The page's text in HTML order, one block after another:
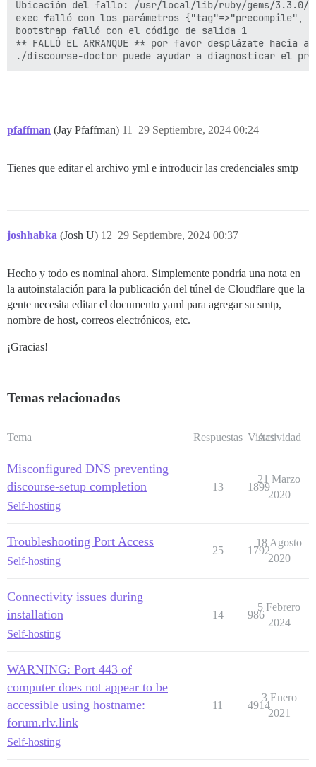
Ubicación del fallo: /usr/local/lib/ruby/gems/3.3.0/
exec falló con los parámetros {"tag"=>"precompile",
bootstrap falló con el código de salida 1
** FALLÓ EL ARRANQUE ** por favor desplázate
pfaffman (Jay Pfaffman) 29 Septiembre, 2024 00:24
11
Tienes que editar el archivo yml e introducir las credenciales smtp
joshhabka (Josh U) 29 Septiembre, 2024 00:37
12
Hecho y todo es nominal ahora. Simplemente pondría una nota en
la autoinstalación para la publicación del túnel de Cloudflare que la
gente necesita editar el documento yaml para agregar su smtp,
nombre de host, correos electrónicos, etc.
¡Gracias!
Temas relacionados
Tema Respuestas Vistas
Actividad
Misconfigured DNS preventing
discourse-setup completion
Self-hosting
13 1899
21 Marzo
2020
Troubleshooting Port Access
Self-hosting
25 1792
18 Agosto
2020
Connectivity issues during
installation
Self-hosting
14 986
5 Febrero
2024
WARNING: Port 443 of
computer does not appear to be
accessible using hostname:
forum.rlv.link
Self-hosting
11 4914
3 Enero
2021